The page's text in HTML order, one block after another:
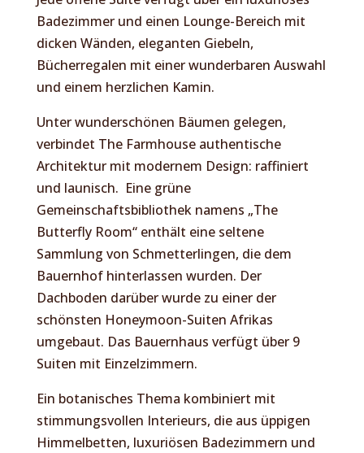
Badezimmer und einen Lounge-Bereich mit
dicken Wänden, eleganten Giebeln,
Bücherregalen mit einer wunderbaren Auswahl
und einem herzlichen Kamin.
Unter wunderschönen Bäumen gelegen,
verbindet The Farmhouse authentische
Architektur mit modernem Design: raffiniert
und launisch. Eine grüne
Gemeinschaftsbibliothek namens „The
Butterfly Room“ enthält eine seltene
Sammlung von Schmetterlingen, die dem
Bauernhof hinterlassen wurden. Der
Dachboden darüber wurde zu einer der
schönsten Honeymoon-Suiten Afrikas
umgebaut. Das Bauernhaus verfügt über 9
Suiten mit Einzelzimmern.
Ein botanisches Thema kombiniert mit
stimmungsvollen Interieurs, die aus üppigen
Himmelbetten, luxuriösen Badezimmern und